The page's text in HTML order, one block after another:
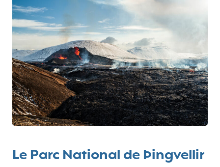
Le Parc National de Þingvellir